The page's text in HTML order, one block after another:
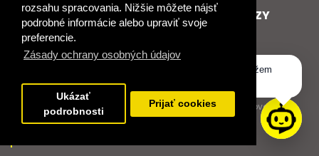
rozsahu spracovania. Nižšie môžete nájsť
podrobné informácie alebo upraviť svoje
preferencie.
Zásady ochrany osobných údajov
Ukázať
podrobnosti
Prijať cookies
SPOLUPRACUJEME
Podporujeme
Naše projekty
Spolupracujeme
ĎALŠIE ODKAZY
Naši autori
Klientska zóna RAABE
Katalógy na prelistovanie
NÁKUP
Dobrý deň, ako vám môžem